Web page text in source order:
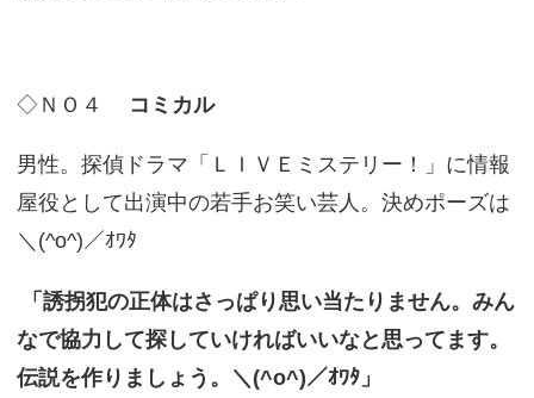
◇ＮＯ４ コミカル
男性。探偵ドラマ「ＬＩＶＥミステリー！」に情報
屋役として出演中の若手お笑い芸人。決めポーズは
＼(^o^)／ｵﾜﾀ
「誘拐犯の正体はさっぱり思い当たりません。みん
なで協力して探していければいいなと思ってます。
伝説を作りましょう。＼(^o^)／ｵﾜﾀ」